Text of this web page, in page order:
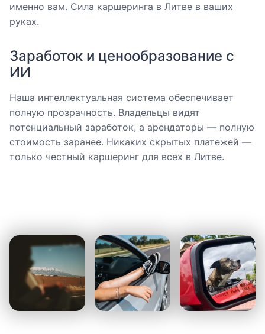
именно вам. Сила каршеринга в Литве в ваших
руках.
Заработок и ценообразование с
ИИ
Наша интеллектуальная система обеспечивает
полную прозрачность. Владельцы видят
потенциальный заработок, а арендаторы — полную
стоимость заранее. Никаких скрытых платежей —
только честный каршеринг для всех в Литве.